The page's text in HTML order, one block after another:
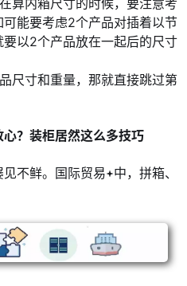
算内箱尺寸的时候，要注意考
能要考虑2个产品对插着以节
以2个产品放在一起后的尺寸
尺寸和重量，那就直接跳过第
？装柜居然这么多技巧
不鲜。国际贸易 中，拼箱、